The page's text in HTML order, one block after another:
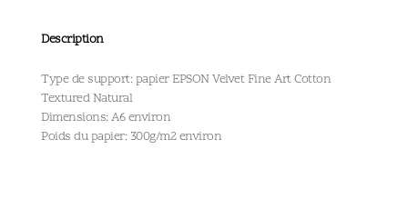
Description
Type de support: papier EPSON Velvet Fine Art Cotton
Textured Natural
Dimensions: A6 environ
Poids du papier: 300g/m2 environ